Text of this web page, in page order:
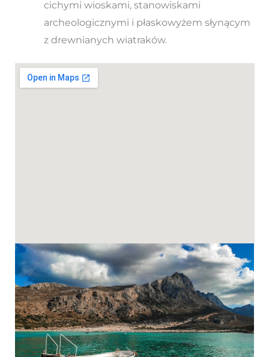
cichymi wioskami, stanowiskami
archeologicznymi i płaskowyżem słynącym
z drewnianych wiatraków.